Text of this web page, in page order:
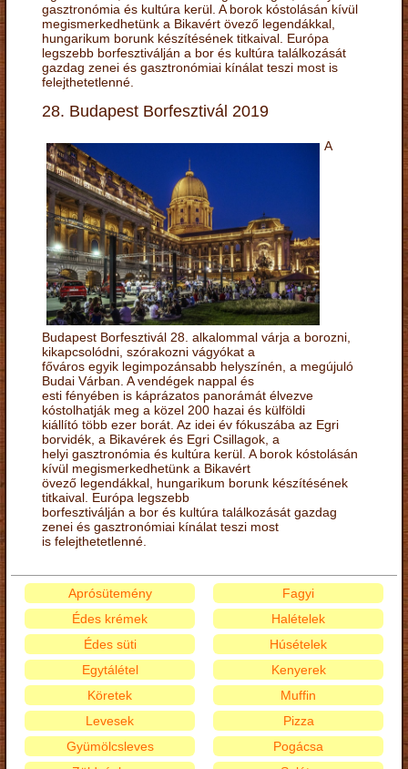
gasztronómia és kultúra kerül. A borok kóstolásán kívül
megismerkedhetünk a Bikavért övező legendákkal,
hungarikum borunk készítésének titkaival. Európa
legszebb borfesztiválján a bor és kultúra találkozását
gazdag zenei és gasztronómiai kínálat teszi most is
felejthetetlenné.
28. Budapest Borfesztivál 2019
A
Budapest Borfesztivál 28. alkalommal várja a borozni,
kikapcsolódni, szórakozni vágyókat a
főváros egyik legimpozánsabb helyszínén, a megújuló
Budai Várban. A vendégek nappal és
esti fényében is káprázatos panorámát élvezve
kóstolhatják meg a közel 200 hazai és külföldi
kiállító több ezer borát. Az idei év fókuszába az Egri
borvidék, a Bikavérek és Egri Csillagok, a
helyi gasztronómia és kultúra kerül. A borok kóstolásán
kívül megismerkedhetünk a Bikavért
övező legendákkal, hungarikum borunk készítésének
titkaival. Európa legszebb
borfesztiválján a bor és kultúra találkozását gazdag
zenei és gasztronómiai kínálat teszi most
is felejthetetlenné.
Aprósütemény
Édes krémek
Édes süti
Egytálétel
Fagyi
Halételek
Húsételek
Kenyerek
Köretek
Levesek
Gyümölcsleves
Muffin
Pizza
Pogácsa